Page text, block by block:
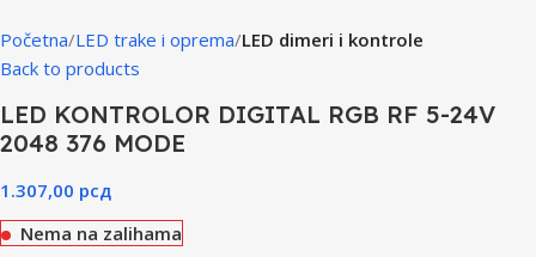
Početna LED trake i oprema LED dimeri i kontrole
Back to products
LED KONTROLOR DIGITAL RGB RF 5-24V
2048 376 MODE
1.307,00 рсд
Nema na zalihama